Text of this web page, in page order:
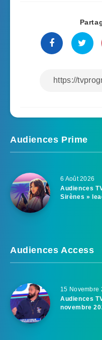
Audiences Prime
6 Août 2026
Audiences
Sirènes »
Audiences Access
15 Novembre
Audiences
novembre